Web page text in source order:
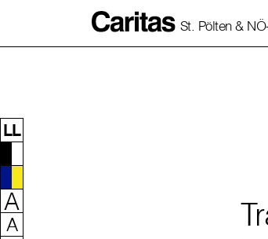
Zum Inhalt dieser Seite
Zur Navigation
Zum Footer dieser Seite
St. Pölten &
LL
A
A